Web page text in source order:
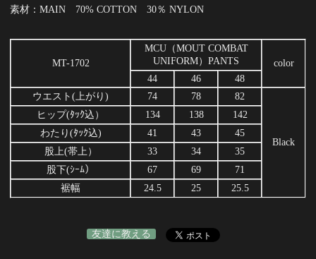
素材：MAIN 70% COTTON 30％ NYLON
MT-1702
MCU（MOUT COMBAT
UNIFORM）PANTS
color
44
46
48
ウエスト(上がり)
74 78 82
Black
ヒップ(ﾀｯｸ込） 134 138
142
わたり(ﾀｯｸ込)
41 43
45
股上(帯上）
33 34
35
股下(ｼｰﾑ）
67 69
71
裾幅
24.5 25 25.5
友達に教える